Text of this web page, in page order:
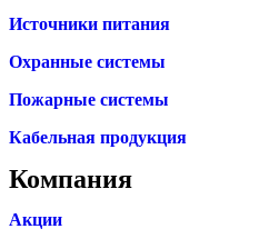
Источники питания
Охранные системы
Пожарные системы
Кабельная продукция
Компания
Акции